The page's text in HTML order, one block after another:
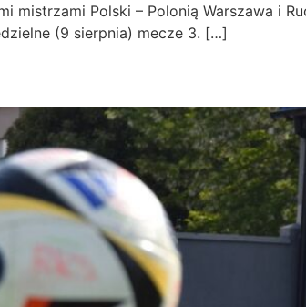
mistrzami Polski – Polonią Warszawa i
(9 sierpnia) mecze 3. […]